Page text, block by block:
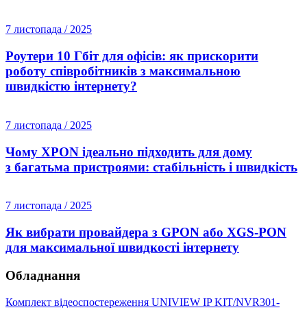
7 листопада / 2025
Роутери 10 Гбіт для офісів: як прискорити
роботу співробітників з максимальною
швидкістю інтернету?
7 листопада / 2025
Чому XPON ідеально підходить для дому
з багатьма пристроями: стабільність і швидкість
7 листопада / 2025
Як вибрати провайдера з GPON або XGS-PON
для максимальної швидкості інтернету
Обладнання
Комплект відеоспостереження UNIVIEW IP KIT/NVR301-